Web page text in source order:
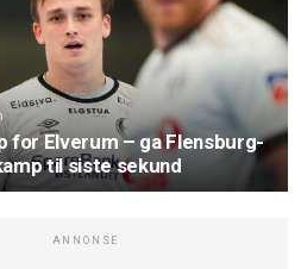
for Elverum – ga Flensburg-
til siste sekund
ANNONSE